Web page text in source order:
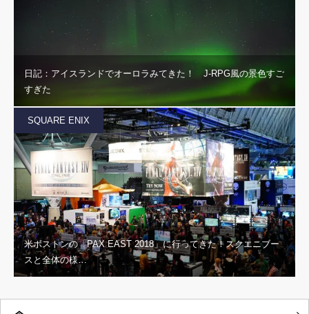
日記：アイスランドでオーロラみてきた！ J-RPG風の景色すご
すぎた
SQUARE ENIX
米ボストンの「PAX EAST 2018」に行ってきた！スクエニブー
スと全体の様…